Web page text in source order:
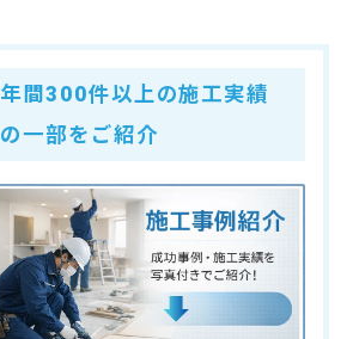
年間300件以上の施工実績
の一部をご紹介